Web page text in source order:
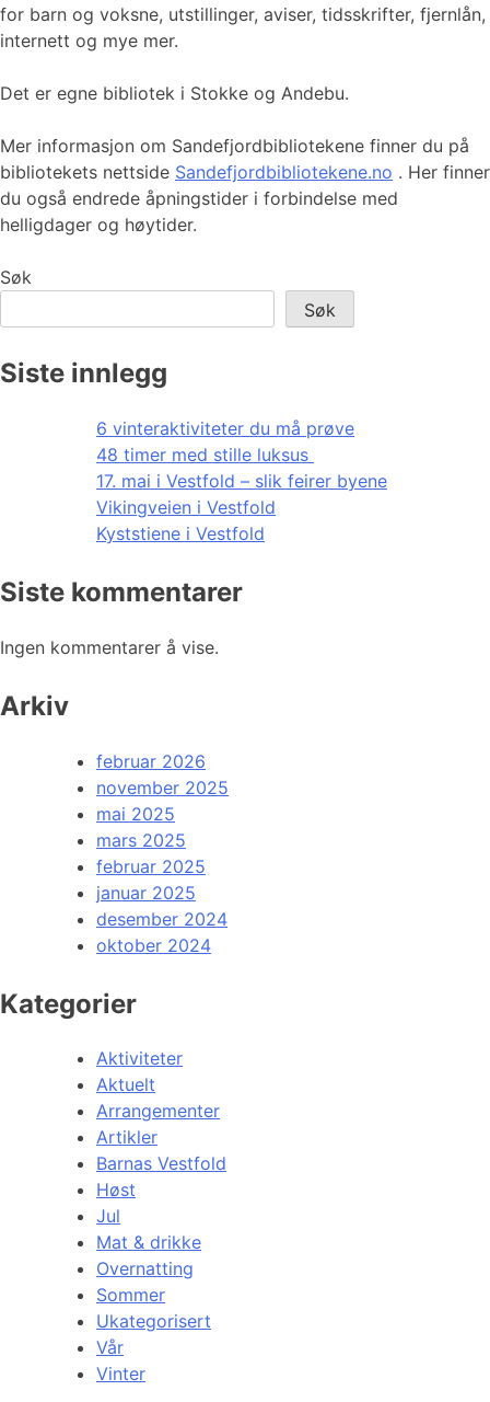
for barn og voksne, utstillinger, aviser, tidsskrifter, fjernlån,
internett og mye mer.
Det er egne bibliotek i Stokke og Andebu.
Mer informasjon om Sandefjordbibliotekene finner du på
bibliotekets nettside Sandefjordbibliotekene.no . Her finner
du også endrede åpningstider i forbindelse med
helligdager og høytider.
Søk
Søk
Siste innlegg
6 vinteraktiviteter du må prøve
48 timer med stille luksus
17. mai i Vestfold – slik feirer byene
Vikingveien i Vestfold
Kyststiene i Vestfold
Siste kommentarer
Ingen kommentarer å vise.
Arkiv
februar 2026
november 2025
mai 2025
mars 2025
februar 2025
januar 2025
desember 2024
oktober 2024
Kategorier
Aktiviteter
Aktuelt
Arrangementer
Artikler
Barnas Vestfold
Høst
Jul
Mat & drikke
Overnatting
Sommer
Ukategorisert
Vår
Vinter